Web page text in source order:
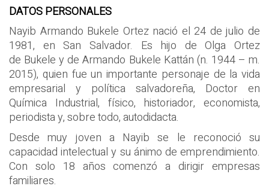
DATOS PERSONALES
Nayib Armando Bukele Ortez nació el 24 de julio de
1981, en San Salvador. Es hijo de Olga Ortez
de Bukele y de Armando Bukele Kattán (n. 1944 – m.
2015), quien fue un importante personaje de la vida
empresarial y política salvadoreña, Doctor en
Química Industrial, físico, historiador, economista,
periodista y, sobre todo, autodidacta.
Desde muy joven a Nayib se le reconoció su
capacidad intelectual y su ánimo de emprendimiento.
Con solo 18 años comenzó a dirigir empresas
familiares.